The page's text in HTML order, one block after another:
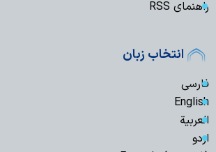
راهنمای RSS
انتخاب زبان
فارسی
English
العربیة
اردو